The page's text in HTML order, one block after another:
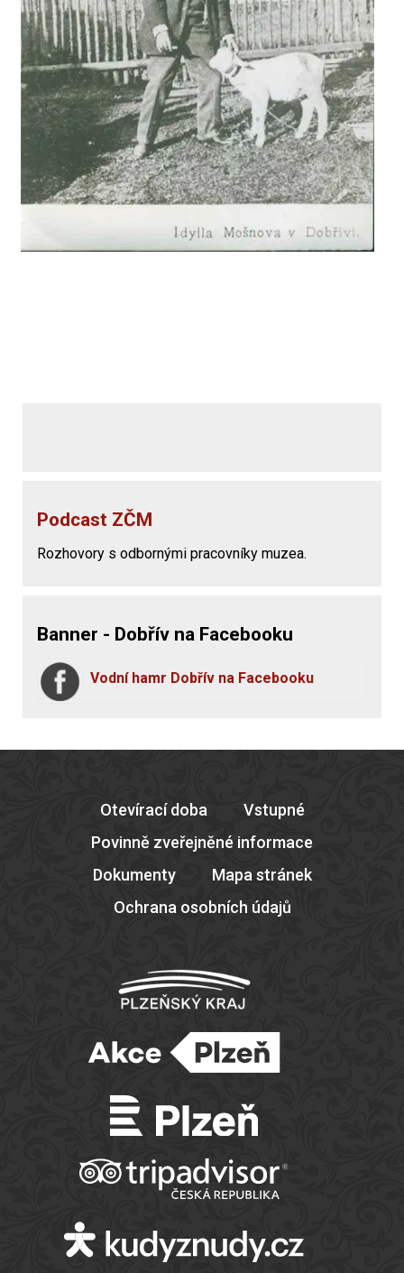
Podcast ZČM
Rozhovory s odbornými pracovníky muzea.
Banner - Dobřív na Facebooku
Vodní hamr Dobřív na Facebooku
Otevírací doba
Vstupné
Povinně zveřejněné informace
Dokumenty
Mapa stránek
Ochrana osobních údajů